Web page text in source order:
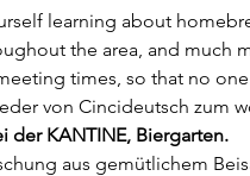
learning about
the area, and much
times, so that no
von Cincideutsch zum
der KANTINE, Biergarten.
aus gemütlichem